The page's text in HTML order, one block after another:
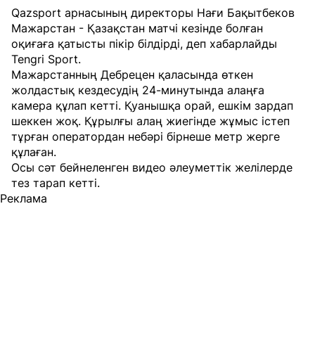
Qazsport арнасының директоры Нағи Бақытбеков
Мажарстан - Қазақстан матчі кезінде болған
оқиғаға қатысты пікір білдірді, деп хабарлайды
Tengri Sport.
Мажарстанның Дебрецен қаласында өткен
жолдастық кездесудің 24-минутында алаңға
камера құлап кетті. Қуанышқа орай, ешкім зардап
шеккен жоқ. Құрылғы алаң жиегінде жұмыс істеп
тұрған оператордан небәрі бірнеше метр жерге
құлаған.
Осы сәт бейнеленген видео әлеуметтік желілерде
тез тарап кетті.
Реклама